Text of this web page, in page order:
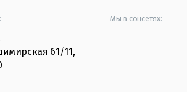
61/11,
Мы в соцсетях: